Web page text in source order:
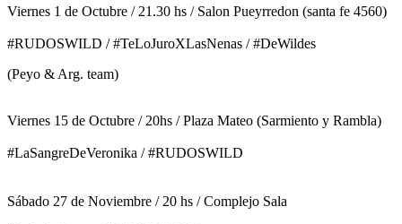
Viernes 1 de Octubre / 21.30 hs / Salon Pueyrredon (santa fe 4560)
#RUDOSWILD / #TeLoJuroXLasNenas / #DeWildes
(Peyo & Arg. team)
Viernes 15 de Octubre / 20hs / Plaza Mateo (Sarmiento y Rambla)
#LaSangreDeVeronika / #RUDOSWILD
Sábado 27 de Noviembre / 20 hs / Complejo Sala